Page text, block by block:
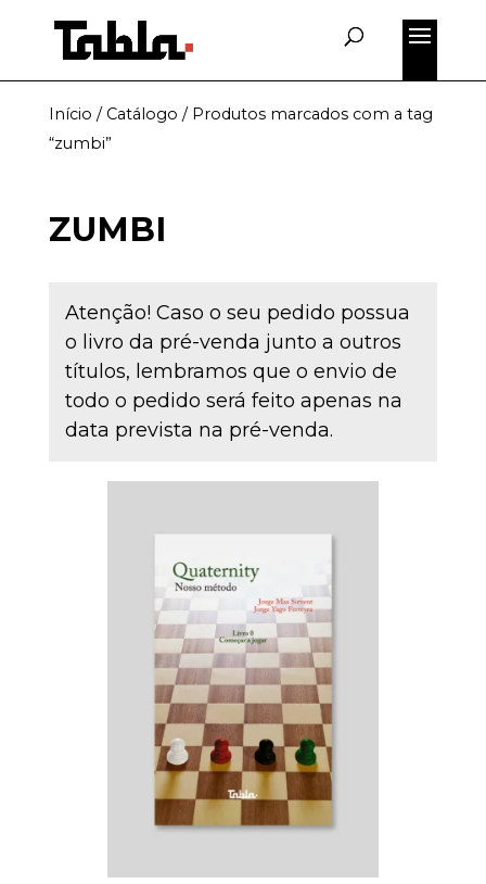
Início / Catálogo / Produtos marcados com a tag
“zumbi”
ZUMBI
Atenção! Caso o seu pedido possua
o livro da pré-venda junto a outros
títulos, lembramos que o envio de
todo o pedido será feito apenas na
data prevista na pré-venda.